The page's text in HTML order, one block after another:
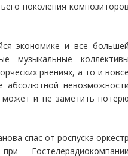
поколения
экономике и все
музыкальные
рвениях, а то и
абсолютной
может и не заметить
спас от роспуска